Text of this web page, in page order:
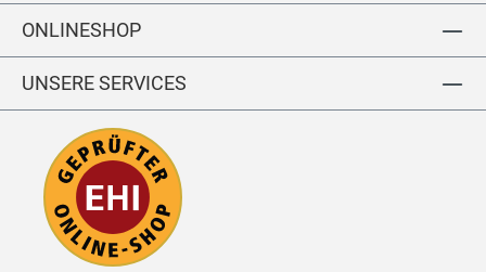
ONLINESHOP
UNSERE SERVICES